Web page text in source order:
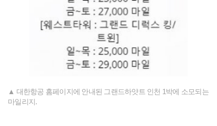
▲ 대한항공 홈페이지에 안내된 그랜드하얏트 인천 1박에 소모되는
마일리지.